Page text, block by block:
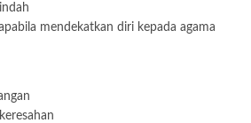
mendekatkan diri kepada agama